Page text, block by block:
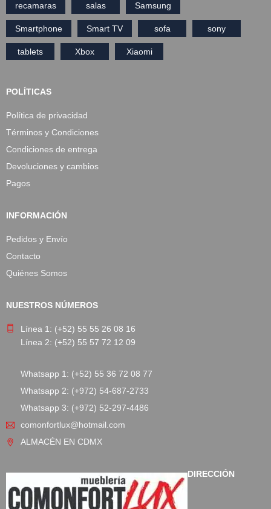
recamaras salas Samsung
Smartphone Smart TV sofa sony
tablets Xbox Xiaomi
POLÍTICAS
Política de privacidad
Términos y Condiciones
Condiciones de entrega
Devoluciones y cambios
Pagos
INFORMACIÓN
Pedidos y Envío
Contacto
Quiénes Somos
NUESTROS NÚMEROS
Línea 1: (+52) 55 55 26 08 16
Línea 2: (+52) 55 57 72 12 09
Whatsapp 1: (+52) 55 36 72 08 77
Whatsapp 2: (+972) 54-687-2733
Whatsapp 3: (+972) 52-297-4486
comonfortlux@hotmail.com
ALMACÉN EN CDMX
DIRECCIÓN